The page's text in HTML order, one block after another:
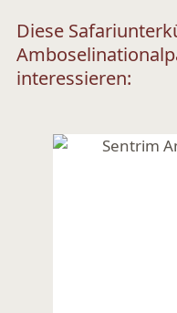
Diese
interessieren: